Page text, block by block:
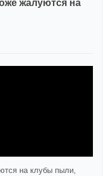
жалуются на
на клубы пыли,